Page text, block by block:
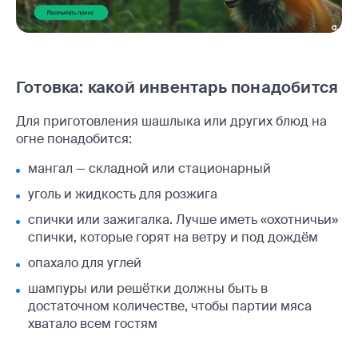
Готовка: какой инвентарь понадобится
Для приготовления шашлыка или других блюд на
огне понадобится:
мангал — складной или стационарный
уголь и жидкость для розжига
спички или зажигалка. Лучше иметь «охотничьи»
спички, которые горят на ветру и под дождём
опахало для углей
шампуры или решётки должны быть в
достаточном количестве, чтобы партии мяса
хватало всем гостям